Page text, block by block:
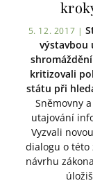
5. 12. 2017 |
výstavbou
kritizovali
státu při
Sněmovny
utajování
Vyzvali
dialogu o
návrhu